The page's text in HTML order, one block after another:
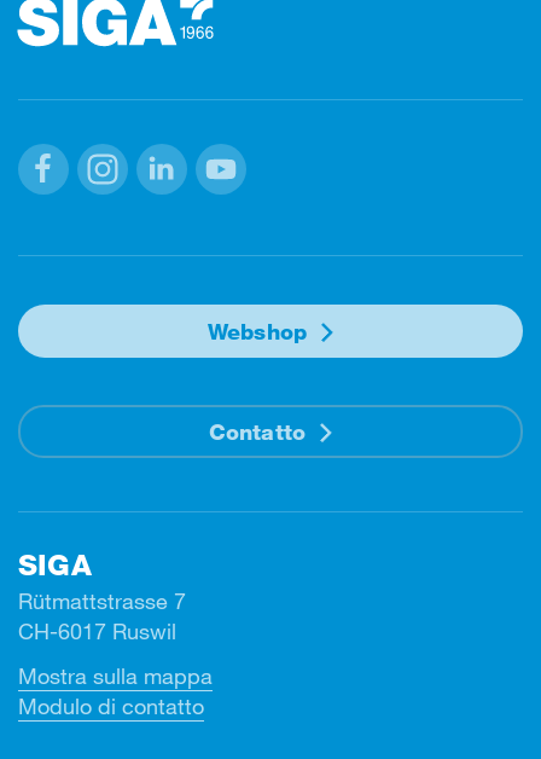
Webshop
Contatto
SIGA
Rütmattstrasse 7
CH-6017 Ruswil
Mostra sulla mappa
Modulo di contatto